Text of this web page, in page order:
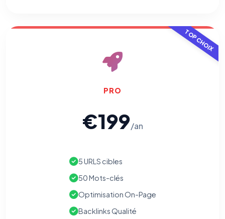
TOP CHOIX
PRO
€199/an
5 URLS cibles
50 Mots-clés
Optimisation On-Page
Backlinks Qualité
Nécessaires au fonctionnement du site : session, sécurité,
(pages visitées, durée de visite) pour l'améliorer. Données
anonymisées via Google Analytics.
Cookies marketing
Permettent d'afficher des publicités pertinentes et de
Traceurs des courriels HORS SITE WEB
Les e-mails peuvent contenir un pixel d'ouverture et des liens
traçants (Art. 82 loi Informatique et Libertés ; recommandation CNIL
pixels 2026 / FAQ juillet 2026). Ce suivi n'est pas géré par ce
bandeau cookies(cadre distinct du site web). Pour vous y